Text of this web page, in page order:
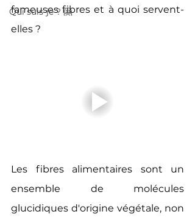
Qui suis-je ? 🤗
fameuses fibres et à quoi servent-
elles ?
Les fibres alimentaires sont un
ensemble de molécules
glucidiques d'origine végétale, non